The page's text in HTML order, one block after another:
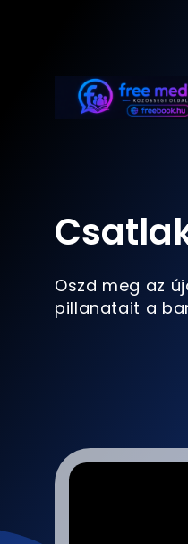
Oszd meg az
pillanatait a